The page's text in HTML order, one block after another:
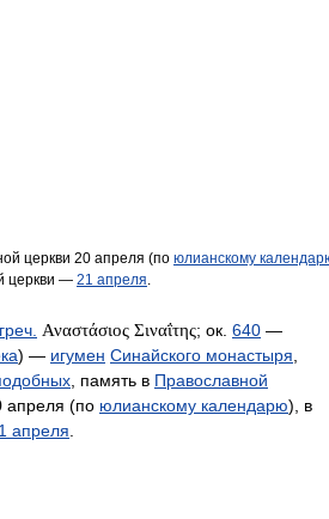
церкви 20 апреля (по юлианскому
церкви — 21 апреля.
греч. Αναστάσιος Σιναΐτης; ок. 640 —
) — игумен Синайского монастыря
, память в Православной
апреля (по юлианскому календарю), в
апреля